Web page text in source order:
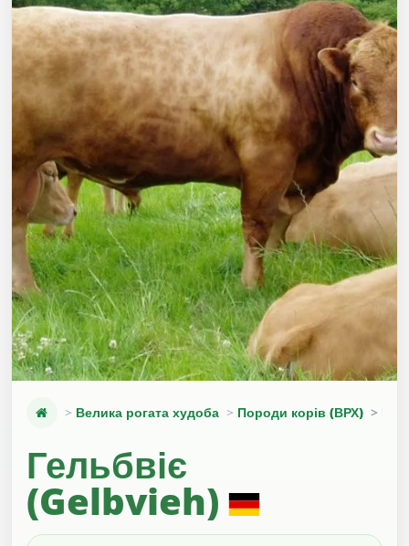
Велика рогата худоба Породи корів (ВРХ)
Гельбвіє
(Gelbvieh)